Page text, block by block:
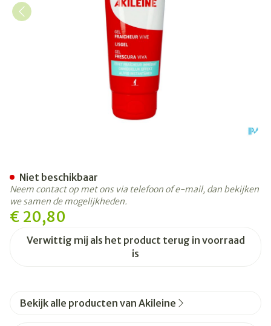
€ 20,80
Verwittig mij als het product terug in voorraad
is
Niet beschikbaar
Neem contact op met ons via telefoon of e-mail, dan bekijken
we samen de mogelijkheden.
Bekijk alle producten van Akileine